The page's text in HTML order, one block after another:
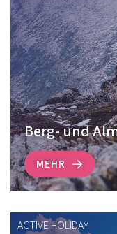
Berg- und
MEHR
ACTIVE HOLIDAY